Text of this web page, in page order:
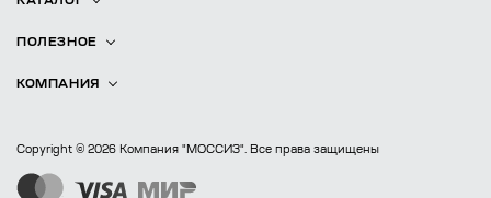
ПОЛЕЗНОЕ
КОМПАНИЯ
Copyright © 2026 Компания "МОССИЗ". Все права защищены